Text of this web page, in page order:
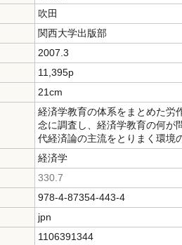
吹田
関西大学出版部
2007.3
11,395p
21cm
経済学教育の体系をまとめた労
念に調査し、経済学教育の何が
代経済論の主流をとりまく環境
経済学
330.7
978-4-87354-443-4
jpn
1106391344